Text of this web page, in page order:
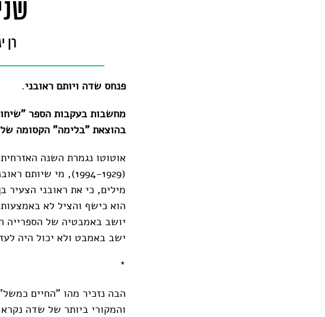
רן
פנחס שדה ויותם ראובני.
מחשבות בעקבות הספר
בהוצאת "בלימה" הקסומה של
הוא כישף והציל לא
יושב באמבטיה של הספרייה
ישב באמבט ולא יכול היה
*